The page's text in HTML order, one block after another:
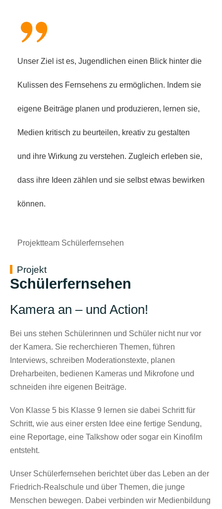
Unser Ziel ist es, Jugendlichen einen Blick hinter die
Kulissen des Fernsehens zu ermöglichen. Indem sie
eigene Beiträge planen und produzieren, lernen sie,
Medien kritisch zu beurteilen, kreativ zu gestalten
und ihre Wirkung zu verstehen. Zugleich erleben sie,
dass ihre Ideen zählen und sie selbst etwas bewirken
können.
Projektteam Schülerfernsehen
Projekt
Schülerfernsehen
Kamera an – und Action!
Bei uns stehen Schülerinnen und Schüler nicht nur vor
der Kamera. Sie recherchieren Themen, führen
Interviews, schreiben Moderationstexte, planen
Dreharbeiten, bedienen Kameras und Mikrofone und
schneiden ihre eigenen Beiträge.
Von Klasse 5 bis Klasse 9 lernen sie dabei Schritt für
Schritt, wie aus einer ersten Idee eine fertige Sendung,
eine Reportage, eine Talkshow oder sogar ein Kinofilm
entsteht.
Unser Schülerfernsehen berichtet über das Leben an der
Friedrich-Realschule und über Themen, die junge
Menschen bewegen. Dabei verbinden wir Medienbildung